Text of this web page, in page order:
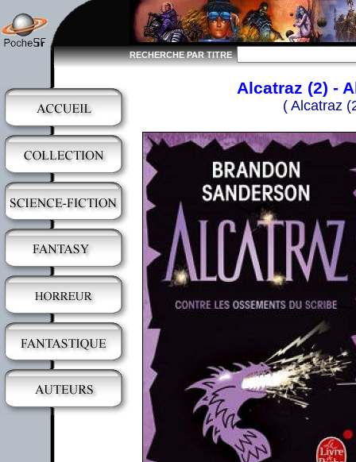
RECHERCHE PAR TITRE
Alcatraz (2) -
( Alcatraz